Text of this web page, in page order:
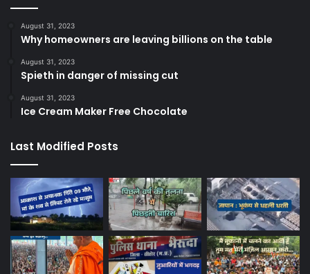
August 31, 2023
Why homeowners are leaving billions on the table
August 31, 2023
Spieth in danger of missing cut
August 31, 2023
Ice Cream Maker Free Chocolate
Last Modified Posts